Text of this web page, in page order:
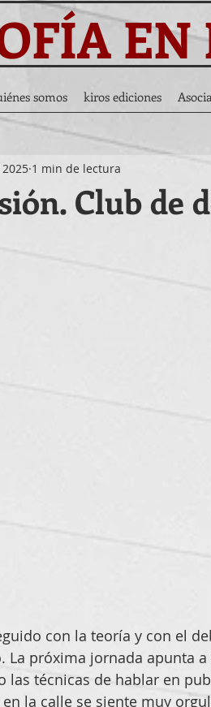
EN
Club de
1 min de lectura
con la teoría y con el
La próxima jornada apunta
las técnicas de hablar en
la calle se siente muy
somos kiros ediciones